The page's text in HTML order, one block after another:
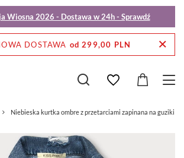
Wiosna 2026 - Dostawa w 24h - Sprawdź
DOSTAWA od 299,00 PLN
Niebieska kurtka ombre z przetarciami zapinana na guziki